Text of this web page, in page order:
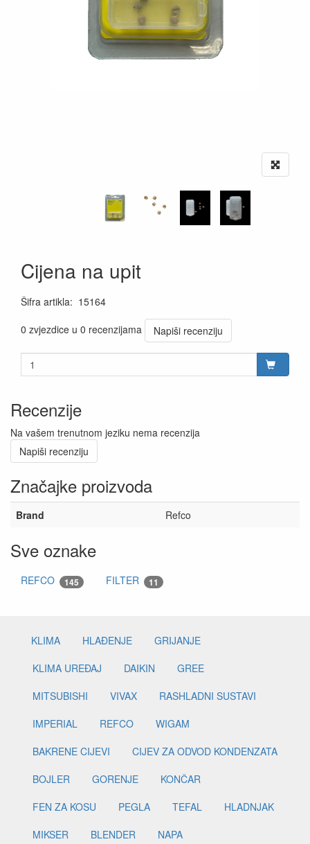
Cijena na upit
Šifra artikla: 15164
0 zvjezdice u 0 recenzijama
Napiši recenziju
Recenzije
Na vašem trenutnom jeziku nema recenzija
Napiši recenziju
Značajke proizvoda
Brand Refco
Sve oznake
REFCO 145 FILTER 11
KLIMA HLAĐENJE
GRIJANJE
KLIMA UREĐAJ
DAIKIN
GREE
MITSUBISHI
VIVAX
RASHLADNI SUSTAVI
IMPERIAL
REFCO
WIGAM
BAKRENE CIJEVI
CIJEV ZA ODVOD KONDENZATA
BOJLER
GORENJE
KONČAR
FEN ZA KOSU
PEGLA TEFAL
HLADNJAK
MIKSER
BLENDER
NAPA